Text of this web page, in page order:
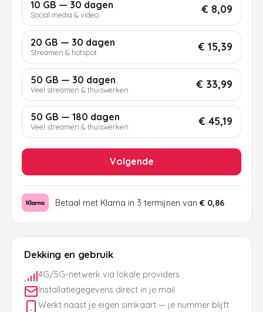
Dekking en gebruik
4G/5G-netwerk via lokale providers
Installatiegegevens direct in je mail
Werkt naast je eigen simkaart — je nummer blijft
10 GB — 30 dagen
Social media & video € 8,09
20 GB — 30 dagen
Streamen & hotspot € 15,39
50 GB — 30 dagen
Veel streamen & thuiswerken € 33,99
50 GB — 180 dagen
Veel streamen & thuiswerken € 45,19
Volgende
Betaal met Klarna in 3 termijnen van € 0,86